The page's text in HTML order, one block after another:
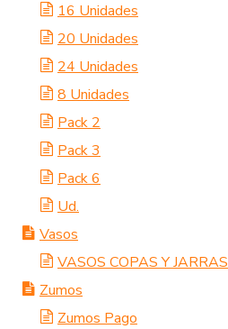
16 Unidades
20 Unidades
24 Unidades
8 Unidades
Pack 2
Pack 3
Pack 6
Ud.
Vasos
VASOS COPAS Y JARRAS
Zumos
Zumos Pago